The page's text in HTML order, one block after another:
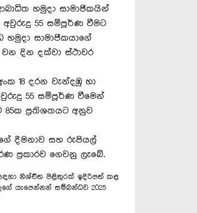
ආබාධිත හමුදා සාමාජිකයින්
අවුරුදු 55 සම්පූර්ණ වීමට
සාමාජිකයාගේ
දින දක්වා ස්ථාවර
18 දරන වැන්දඹු හා
55 සම්පූර්ණ වීමෙන්
85ක ප්‍රතිශතයට අනුව
දීමනාව සහ රුපියල්
ප්‍රකාරව ගෙවනු ලැබේ.
නිශ්චිත පිළිතුරක් ඉදිරිපත් කළ
යැපෙන්නන් සම්බන්ධව 2025